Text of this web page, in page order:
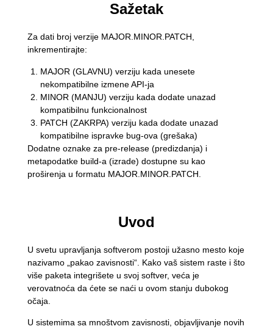
Sažetak
Za dati broj verzije MAJOR.MINOR.PATCH,
inkrementirajte:
MAJOR (GLAVNU) verziju kada unesete
nekompatibilne izmene API-ja
MINOR (MANJU) verziju kada dodate unazad
kompatibilnu funkcionalnost
PATCH (ZAKRPA) verziju kada dodate unazad
kompatibilne ispravke bug-ova (grešaka)
Dodatne oznake za pre-release (predizdanja) i
metapodatke build-a (izrade) dostupne su kao
proširenja u formatu MAJOR.MINOR.PATCH.
Uvod
U svetu upravljanja softverom postoji užasno mesto koje
nazivamo „pakao zavisnosti“. Kako vaš sistem raste i što
više paketa integrišete u svoj softver, veća je
verovatnoća da ćete se naći u ovom stanju dubokog
očaja.
U sistemima sa mnoštvom zavisnosti, objavljivanje novih